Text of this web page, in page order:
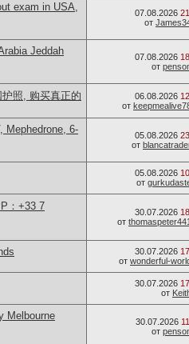
exam in USA,
07.08.2026
от
Jeddah
07.08.2026
от
照, 购买真正的 06.08.2026
от
Mephedrone, 6-
05.08.2026
от
05.08.2026
от
：+33 7
30.07.2026
от thomaspeter441
30.07.2026
от wonderful-
30.07.2026
от
Melbourne
30.07.2026
от